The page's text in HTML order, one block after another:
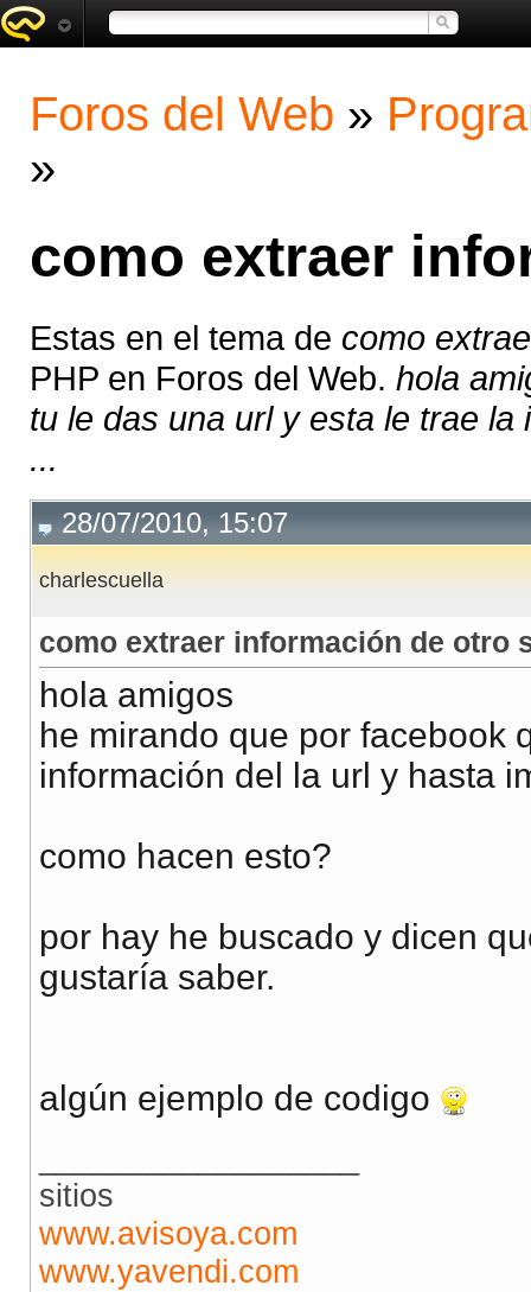
Foros del Web »
»
como extraer
Estas en el tema de como
PHP en Foros del Web. hola
tu le das una url y esta le trae
...
28/07/2010, 15:07
charlescuella
como extraer información de otro
hola amigos
he mirando que por facebook
información del la url y hasta
como hacen esto?
por hay he buscado y dicen
gustaría saber.
algún ejemplo de codigo
sitios
www.avisoya.com
www.yavendi.com